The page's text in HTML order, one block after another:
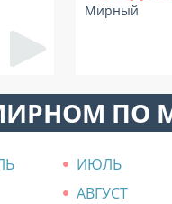
Мирный
ПО
ИЮЛЬ
АВГУСТ